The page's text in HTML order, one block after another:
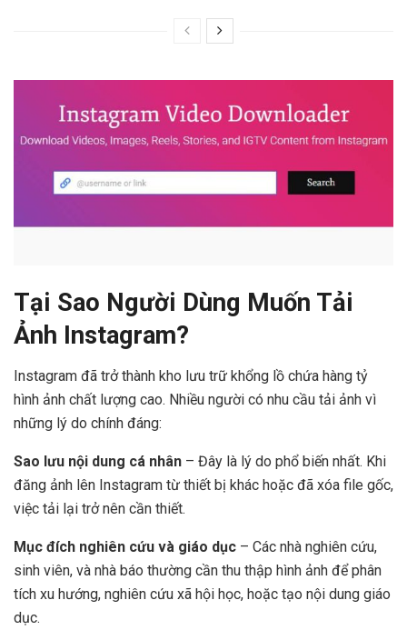
Tại Sao Người Dùng Muốn Tải
Ảnh Instagram?
Instagram đã trở thành kho lưu trữ khổng lồ chứa hàng tỷ
hình ảnh chất lượng cao. Nhiều người có nhu cầu tải ảnh vì
những lý do chính đáng:
Sao lưu nội dung cá nhân – Đây là lý do phổ biến nhất. Khi
đăng ảnh lên Instagram từ thiết bị khác hoặc đã xóa file gốc,
việc tải lại trở nên cần thiết.
Mục đích nghiên cứu và giáo dục – Các nhà nghiên cứu,
sinh viên, và nhà báo thường cần thu thập hình ảnh để phân
tích xu hướng, nghiên cứu xã hội học, hoặc tạo nội dung giáo
dục.